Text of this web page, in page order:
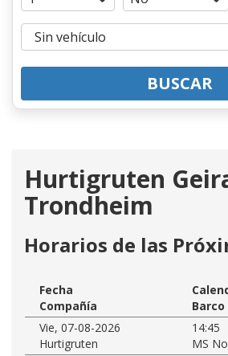
BUSCAR
Hurtigruten
Trondheim
Horarios de las
Fecha
Compañía
Barco
Vie, 07-08-2026
14:45
Hurtigruten
MS